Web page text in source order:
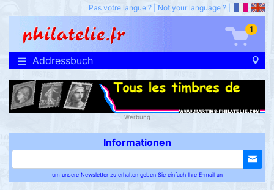
Pas votre langue ? Not your language ?
1
Addressbuch
Werbung
Informationen
um unsere Newsletter zu erhalten geben Sie einfach Ihre E-mail an